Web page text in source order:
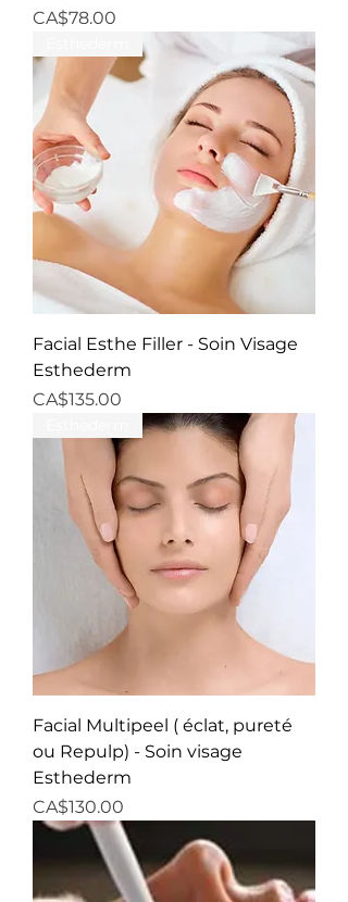
Price
CA$78.00
Facial Esthe Filler - Soin Visage
Esthederm
Price
CA$135.00
Facial Multipeel ( éclat, pureté
ou Repulp) - Soin visage
Esthederm
Price
CA$130.00